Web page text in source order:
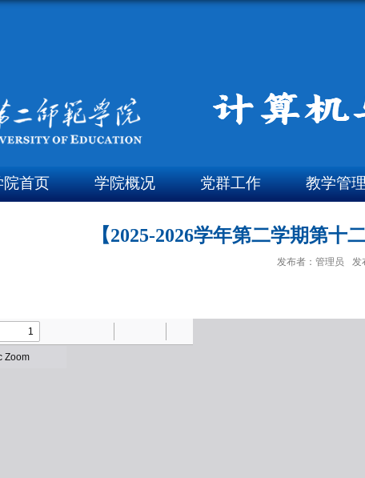
院首页 学院概况 党群工作 教学管
【2025-2026学年第二学期第
发布者：管理员 发